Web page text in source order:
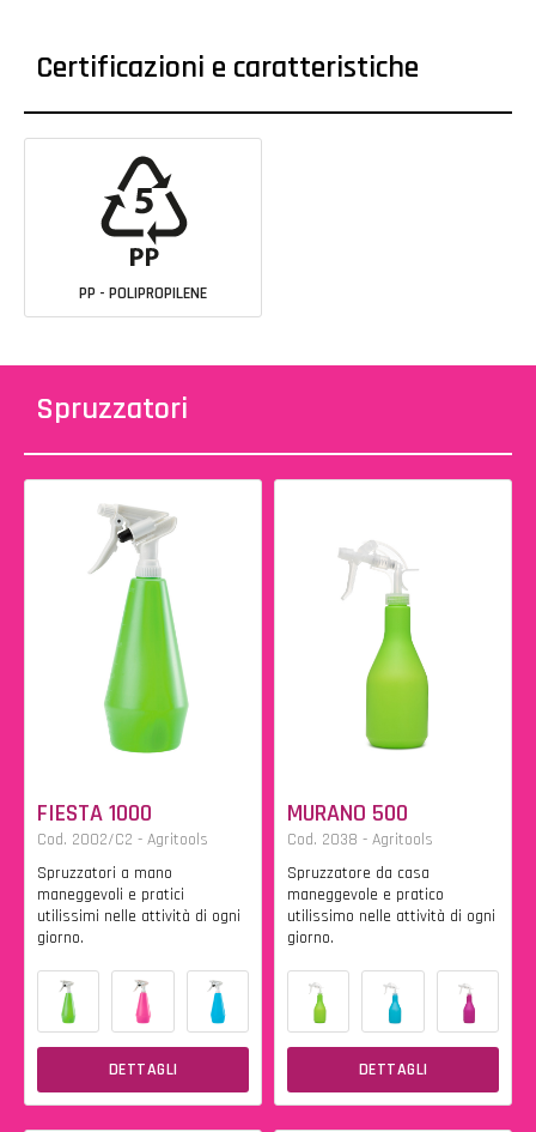
Certificazioni e caratteristiche
PP - POLIPROPILENE
Spruzzatori
FIESTA 1000
Cod. 2002/C2 - Agritools
Spruzzatori a mano
maneggevoli e pratici
utilissimi nelle attività di ogni
giorno.
DETTAGLI
MURANO 500
Cod. 2038 - Agritools
Spruzzatore da casa
maneggevole e pratico
utilissimo nelle attività di ogni
giorno.
DETTAGLI